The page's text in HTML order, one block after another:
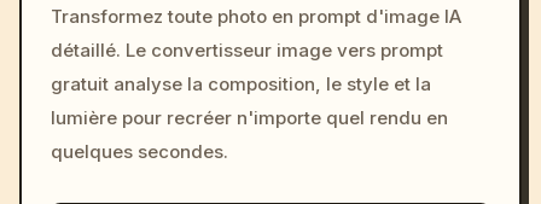
c, cyberpunk sunset, neon
colors, 8k --v 6.0
Transformez toute photo en prompt d'image IA
détaillé. Le convertisseur image vers prompt
gratuit analyse la composition, le style et la
lumière pour recréer n'importe quel rendu en
quelques secondes.